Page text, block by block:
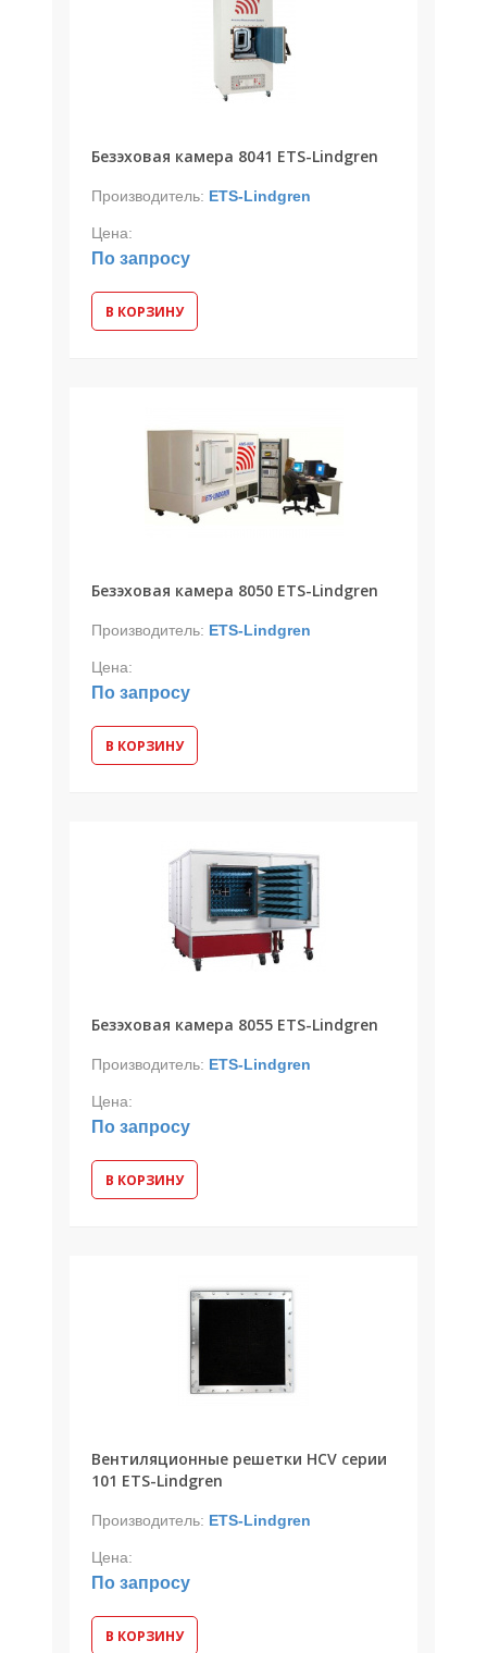
Безэховая камера 8041 ETS-Lindgren
Производитель: ETS-Lindgren
Цена:
По запросу
В КОРЗИНУ
Безэховая камера 8050 ETS-Lindgren
Производитель: ETS-Lindgren
Цена:
По запросу
В КОРЗИНУ
Безэховая камера 8055 ETS-Lindgren
Производитель: ETS-Lindgren
Цена:
По запросу
В КОРЗИНУ
Вентиляционные решетки HCV серии
101 ETS-Lindgren
Производитель: ETS-Lindgren
Цена:
По запросу
В КОРЗИНУ